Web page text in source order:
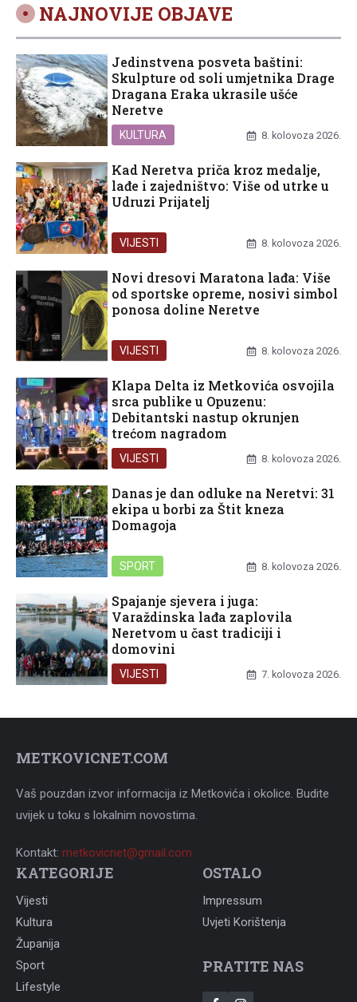
NAJNOVIJE OBJAVE
Jedinstvena posveta baštini:
Skulpture od soli umjetnika Drage
Dragana Eraka ukrasile ušće
Neretve
KULTURA 8. kolovoza 2026.
Kad Neretva priča kroz medalje,
lađe i zajedništvo: Više od utrke u
Udruzi Prijatelj
VIJESTI 8. kolovoza 2026.
Novi dresovi Maratona lađa: Više
od sportske opreme, nosivi simbol
ponosa doline Neretve
VIJESTI 8. kolovoza 2026.
Klapa Delta iz Metkovića osvojila
srca publike u Opuzenu:
Debitantski nastup okrunjen
trećom nagradom
VIJESTI 8. kolovoza 2026.
Danas je dan odluke na Neretvi: 31
ekipa u borbi za Štit kneza
Domagoja
SPORT 8. kolovoza 2026.
Spajanje sjevera i juga:
Varaždinska lađa zaplovila
Neretvom u čast tradiciji i
domovini
VIJESTI 7. kolovoza 2026.
METKOVICNET.COM
Vaš pouzdan izvor informacija iz Metkovića i okolice. Budite
uvijek u toku s lokalnim novostima.
Kontakt: metkovicnet@gmail.com
KATEGORIJE
Vijesti
Kultura
Županija
Sport
Lifestyle
OSTALO
Impressum
Uvjeti Korištenja
PRATITE NAS